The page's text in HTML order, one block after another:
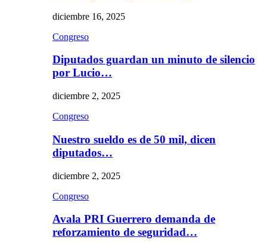
diciembre 16, 2025
Congreso
Diputados guardan un minuto de silencio
por Lucio…
diciembre 2, 2025
Congreso
Nuestro sueldo es de 50 mil, dicen
diputados…
diciembre 2, 2025
Congreso
Avala PRI Guerrero demanda de
reforzamiento de seguridad…